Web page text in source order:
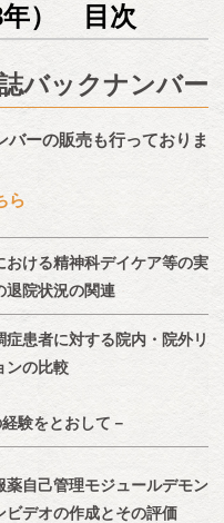
年） 目次
バックナンバー
バーの販売も行っておりま
ら
ける精神科デイケア等の実施
退院状況の関連
患者に対する院内・院外リハ
ンの比較
験をとおして－
自己管理モジュールデモンス
ビデオの作成とその評価